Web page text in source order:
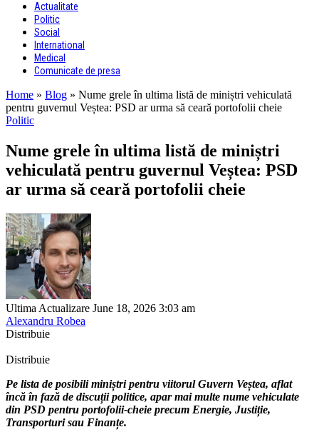
Actualitate
Politic
Social
International
Medical
Comunicate de presa
Home » Blog » Nume grele în ultima listă de miniștri vehiculată
pentru guvernul Veștea: PSD ar urma să ceară portofolii cheie
Politic
Nume grele în ultima listă de miniștri
vehiculată pentru guvernul Veștea: PSD
ar urma să ceară portofolii cheie
Ultima Actualizare June 18, 2026 3:03 am
Alexandru Robea
Distribuie
Distribuie
Pe lista de posibili miniștri pentru viitorul Guvern Veștea, aflat
încă în fază de discuții politice, apar mai multe nume vehiculate
din PSD pentru portofolii-cheie precum Energie, Justiție,
Transporturi sau Finanțe.